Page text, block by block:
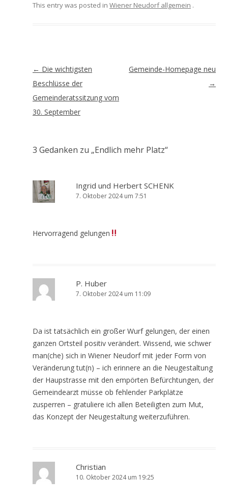
This entry was posted in Wiener Neudorf allgemein .
Artikel-
Navigation
← Die wichtigsten
Beschlüsse der
Gemeinderatssitzung vom
30. September
Gemeinde-Homepage neu
→
3 Gedanken zu „Endlich mehr Platz“
Ingrid und Herbert SCHENK
7. Oktober 2024 um 7:51
Hervorragend gelungen
P. Huber
7. Oktober 2024 um 11:09
Da ist tatsächlich ein großer Wurf gelungen, der einen
ganzen Ortsteil positiv verändert. Wissend, wie schwer
man(che) sich in Wiener Neudorf mit jeder Form von
Veränderung tut(n) – ich erinnere an die Neugestaltung
der Haupstrasse mit den empörten Befürchtungen, der
Gemeindearzt müsse ob fehlender Parkplätze
zusperren – gratuliere ich allen Beteiligten zum Mut,
das Konzept der Neugestaltung weiterzuführen.
Christian
10. Oktober 2024 um 19:25